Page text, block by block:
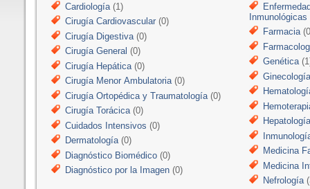
Cardiología(1)
Cirugía Cardiovascular(0)
Cirugía Digestiva(0)
Cirugía General (0)
Cirugía Hepática(0)
Cirugía Menor Ambulatoria(0)
Cirugía Ortopédica y Traumatología(0)
Cirugía Torácica(0)
Cuidados Intensivos (0)
Dermatología(0)
Diagnóstico Biomédico(0)
Diagnóstico por la Imagen(0)
Inmunológicas
Farmacia
Genética
Ginecología
Hepatología
Medicina
Medicina
Nefrología